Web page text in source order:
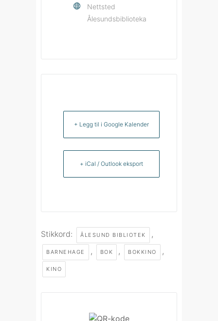
Nettsted
Ålesundsbiblioteka
+ Legg til i Google Kalender
+ iCal / Outlook eksport
Stikkord: ÅLESUND BIBLIOTEK ,
BARNEHAGE , BOK , BOKKINO ,
KINO